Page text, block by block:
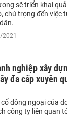
sẽ triển khai
chú trọng đến việc
nghiệp xây
đa cấp xuyên
đông ngoại của
công ty liên quan